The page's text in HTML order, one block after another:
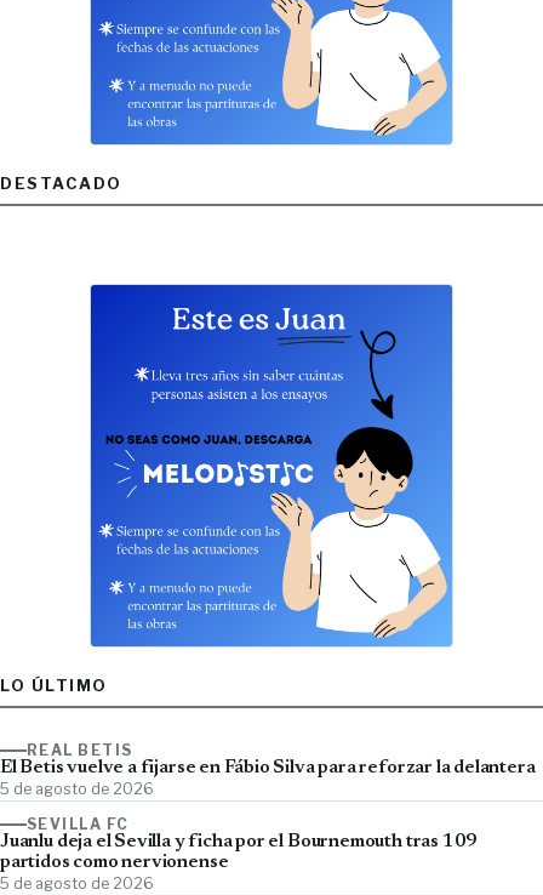
DESTACADO
LO ÚLTIMO
REAL BETIS
El Betis vuelve a fijarse en Fábio Silva para reforzar la delantera
5 de agosto de 2026
SEVILLA FC
Juanlu deja el Sevilla y ficha por el Bournemouth tras 109
partidos como nervionense
5 de agosto de 2026